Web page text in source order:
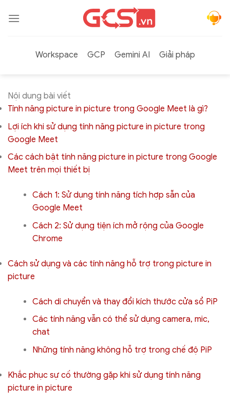
qua
Workspace
GCP Gemini AI Giải pháp
Nội dung bài viết
Tính năng picture in picture trong Google Meet là gì?
Lợi ích khi sử dụng tính năng picture in picture trong
Google Meet
Các cách bật tính năng picture in picture trong Google
Meet trên mọi thiết bị
Cách 1: Sử dụng tính năng tích hợp sẵn của
Google Meet
Cách 2: Sử dụng tiện ích mở rộng của Google
Chrome
Cách sử dụng và các tính năng hỗ trợ trong picture in
picture
Cách di chuyển và thay đổi kích thước cửa sổ PiP
Các tính năng vẫn có thể sử dụng camera, mic,
chat
Những tính năng không hỗ trợ trong chế độ PiP
Khắc phục sự cố thường gặp khi sử dụng tính năng
picture in picture